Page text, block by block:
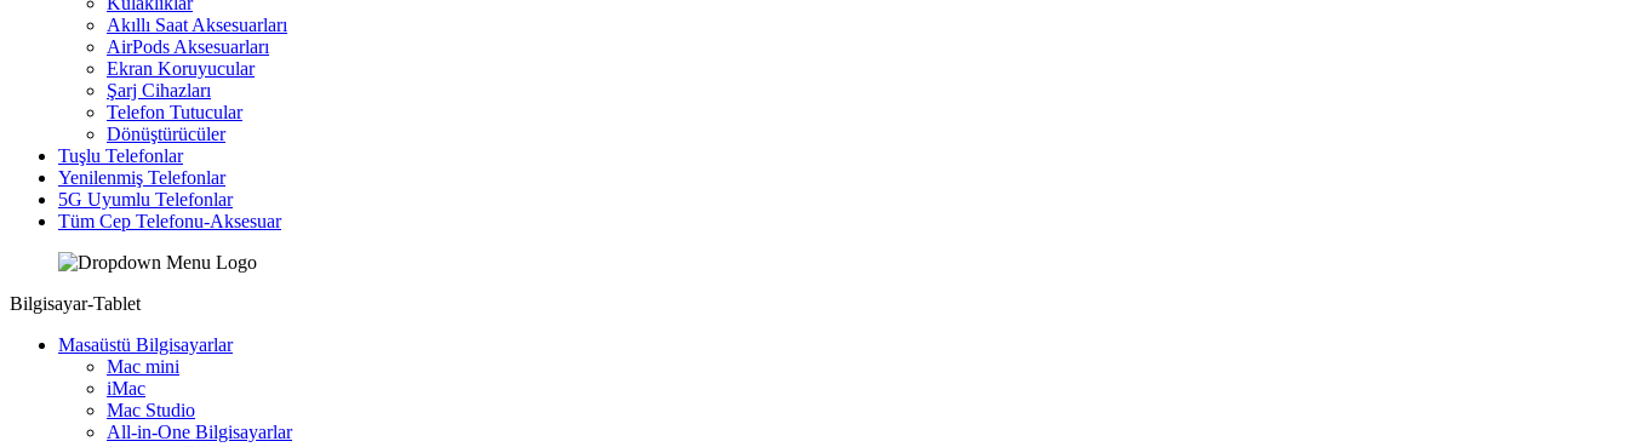
Akıllı Saat Aksesuarları
AirPods Aksesuarları
Ekran Koruyucular
Şarj Cihazları
Telefon Tutucular
Dönüştürücüler
Tuşlu Telefonlar
Yenilenmiş Telefonlar
5G Uyumlu Telefonlar
Tüm Cep Telefonu-Aksesuar
Bilgisayar-Tablet
Masaüstü Bilgisayarlar
Mac mini
iMac
Mac Studio
All-in-One Bilgisayarlar